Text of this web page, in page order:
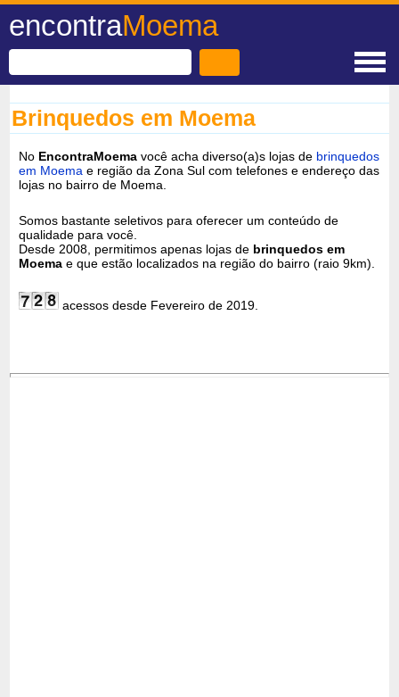
encontraMoema
Brinquedos em Moema
No EncontraMoema você acha diverso(a)s lojas de brinquedos
em Moema e região da Zona Sul com telefones e endereço das
lojas no bairro de Moema.
Somos bastante seletivos para oferecer um conteúdo de
qualidade para você.
Desde 2008, permitimos apenas lojas de brinquedos em
Moema e que estão localizados na região do bairro (raio 9km).
acessos desde Fevereiro de 2019.